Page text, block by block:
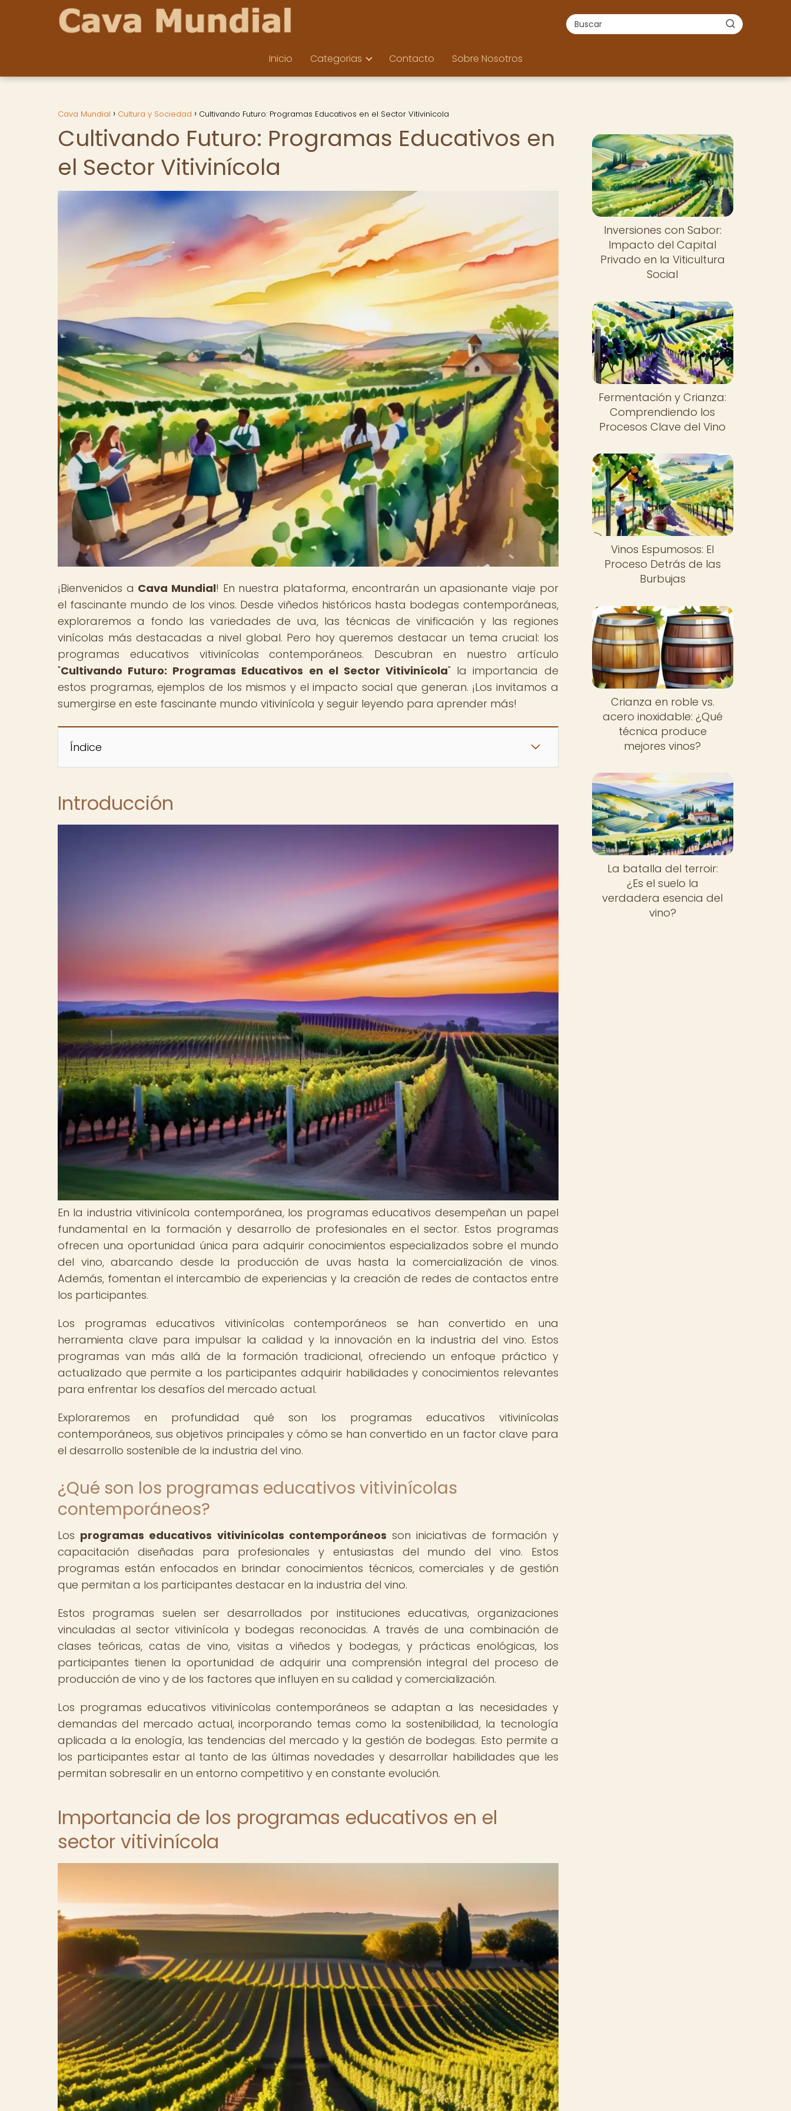
Inicio Categorias Contacto Sobre Nosotros
Cava Mundial Cultura y Sociedad Cultivando Futuro: Programas Educativos en el Sector Vitivinícola
Cultivando Futuro: Programas Educativos en
el Sector Vitivinícola
¡Bienvenidos a Cava Mundial! En nuestra plataforma, encontrarán un apasionante viaje por
el fascinante mundo de los vinos. Desde viñedos históricos hasta bodegas contemporáneas,
exploraremos a fondo las variedades de uva, las técnicas de vinificación y las regiones
vinícolas más destacadas a nivel global. Pero hoy queremos destacar un tema crucial: los
programas educativos vitivinícolas contemporáneos. Descubran en nuestro artículo
"Cultivando Futuro: Programas Educativos en el Sector Vitivinícola" la importancia de
estos programas, ejemplos de los mismos y el impacto social que generan. ¡Los invitamos a
sumergirse en este fascinante mundo vitivinícola y seguir leyendo para aprender más!
Índice
Introducción
En la industria vitivinícola contemporánea, los programas educativos desempeñan un papel
fundamental en la formación y desarrollo de profesionales en el sector. Estos programas
ofrecen una oportunidad única para adquirir conocimientos especializados sobre el mundo
del vino, abarcando desde la producción de uvas hasta la comercialización de vinos.
Además, fomentan el intercambio de experiencias y la creación de redes de contactos entre
los participantes.
Los programas educativos vitivinícolas contemporáneos se han convertido en una
herramienta clave para impulsar la calidad y la innovación en la industria del vino. Estos
programas van más allá de la formación tradicional, ofreciendo un enfoque práctico y
actualizado que permite a los participantes adquirir habilidades y conocimientos relevantes
para enfrentar los desafíos del mercado actual.
Exploraremos en profundidad qué son los programas educativos vitivinícolas
contemporáneos, sus objetivos principales y cómo se han convertido en un factor clave para
el desarrollo sostenible de la industria del vino.
¿Qué son los programas educativos vitivinícolas
contemporáneos?
Los programas educativos vitivinícolas contemporáneos son iniciativas de formación y
capacitación diseñadas para profesionales y entusiastas del mundo del vino. Estos
programas están enfocados en brindar conocimientos técnicos, comerciales y de gestión
que permitan a los participantes destacar en la industria del vino.
Estos programas suelen ser desarrollados por instituciones educativas, organizaciones
vinculadas al sector vitivinícola y bodegas reconocidas. A través de una combinación de
clases teóricas, catas de vino, visitas a viñedos y bodegas, y prácticas enológicas, los
participantes tienen la oportunidad de adquirir una comprensión integral del proceso de
producción de vino y de los factores que influyen en su calidad y comercialización.
Los programas educativos vitivinícolas contemporáneos se adaptan a las necesidades y
demandas del mercado actual, incorporando temas como la sostenibilidad, la tecnología
aplicada a la enología, las tendencias del mercado y la gestión de bodegas. Esto permite a
los participantes estar al tanto de las últimas novedades y desarrollar habilidades que les
permitan sobresalir en un entorno competitivo y en constante evolución.
Importancia de los programas educativos en el
sector vitivinícola
Inversiones con Sabor:
Impacto del Capital
Privado en la Viticultura
Social
Fermentación y Crianza:
Comprendiendo los
Procesos Clave del Vino
Vinos Espumosos: El
Proceso Detrás de las
Burbujas
Crianza en roble vs.
acero inoxidable: ¿Qué
técnica produce
mejores vinos?
La batalla del terroir:
¿Es el suelo la
verdadera esencia del
vino?